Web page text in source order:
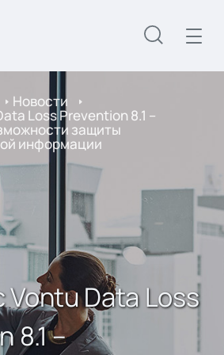
Новости
Loss Prevention 8.1 –
защиты
информации
Data Loss
8.1 –